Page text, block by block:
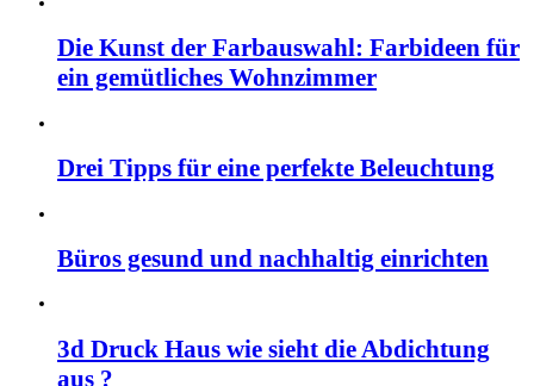
Die Kunst der Farbauswahl: Farbideen für
ein gemütliches Wohnzimmer
Drei Tipps für eine perfekte Beleuchtung
Büros gesund und nachhaltig einrichten
3d Druck Haus wie sieht die Abdichtung
aus ?